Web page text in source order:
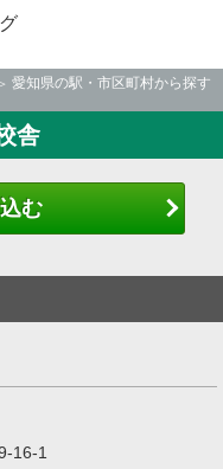
愛知県の駅・市区町村から探す
舎
む
16-1